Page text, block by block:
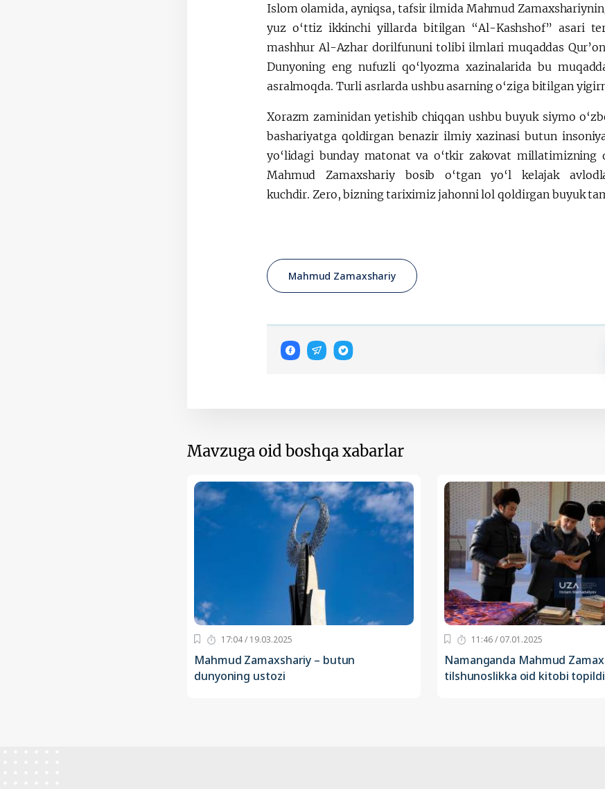
Islom olamida, ayniqsa, tafsir ilmida Mahmud
yuz o‘ttiz ikkinchi yillarda bitilgan “Al-Kashshof” asari
mashhur Al-Azhar dorilfununi tolibi ilmlari muqaddas
Dunyoning eng nufuzli qo‘lyozma xazinalarida bu
asralmoqda. Turli asrlarda ushbu asarning o‘ziga bitilgan
Xorazm zaminidan yetishib chiqqan ushbu buyuk siymo
bashariyatga qoldirgan benazir ilmiy xazinasi butun
yo‘lidagi bunday matonat va o‘tkir zakovat millatimizning
Mahmud Zamaxshariy bosib o‘tgan yo‘l kelajak
kuchdir. Zero, bizning tariximiz jahonni lol qoldirgan buyuk
Mahmud Zamaxshariy
Mavzuga oid boshqa xabarlar
17:04 / 19.03.2025
Mahmud Zamaxshariy – butun
dunyoning ustozi
11:46 / 07.01.2025
Namanganda Mahmud
tilshunoslikka oid kitobi topildi